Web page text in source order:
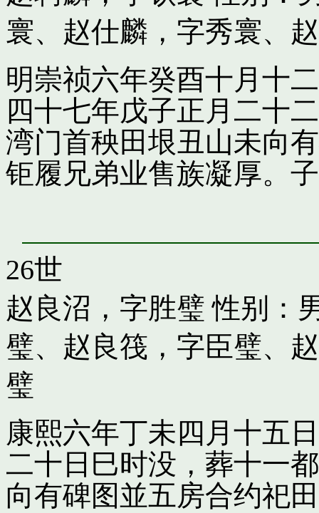
寰、 赵仕麟，字秀寰、
明崇祯六年癸酉十月十
四十七年戊子正月二十
湾门首秧田垠丑山未向
钜履兄弟业售族凝厚。
26世
赵良沼，字胜璧 性别：
璧、 赵良筏，字臣璧、
璧
康熙六年丁未四月十五
二十日巳时没，葬十一
向有碑图並五房合约祀